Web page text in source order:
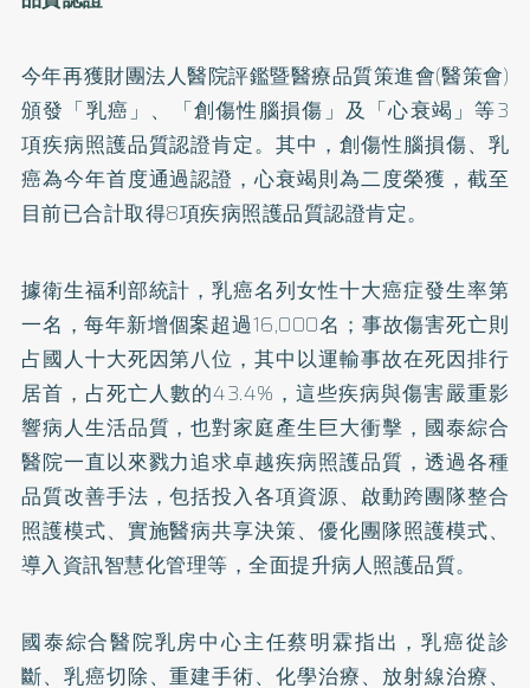
今年再獲財團法人醫院評鑑暨醫療品質策進會(醫策會)
頒發「乳癌」、「創傷性腦損傷」及「心衰竭」等3
項疾病照護品質認證肯定。其中，創傷性腦損傷、乳
癌為今年首度通過認證，心衰竭則為二度榮獲，截至
目前已合計取得8項疾病照護品質認證肯定。
據衛生福利部統計，乳癌名列女性十大癌症發生率第
一名，每年新增個案超過16,000名；事故傷害死亡則
占國人十大死因第八位，其中以運輸事故在死因排行
居首，占死亡人數的43.4%，這些疾病與傷害嚴重影
響病人生活品質，也對家庭產生巨大衝擊，國泰綜合
醫院一直以來戮力追求卓越疾病照護品質，透過各種
品質改善手法，包括投入各項資源、啟動跨團隊整合
照護模式、實施醫病共享決策、優化團隊照護模式、
導入資訊智慧化管理等，全面提升病人照護品質。
國泰綜合醫院乳房中心主任蔡明霖指出，乳癌從診
斷、乳癌切除、重建手術、化學治療、放射線治療、